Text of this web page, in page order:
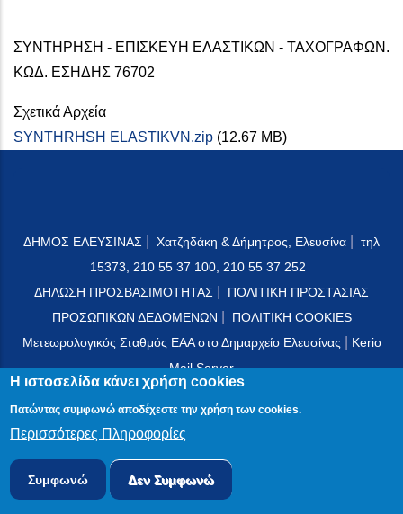
ΣΥΝΤΗΡΗΣΗ - ΕΠΙΣΚΕΥΗ ΕΛΑΣΤΙΚΩΝ - ΤΑΧΟΓΡΑΦΩΝ.
ΚΩΔ. ΕΣΗΔΗΣ 76702
Σχετικά Αρχεία
SYNTHRHSH ELASTIKVN.zip (12.67 MB)
ΔΗΜΟΣ ΕΛΕΥΣΙΝΑΣ Χατζηδάκη & Δήμητρος, Ελευσίνα
τηλ
15373, 210 55 37 100, 210 55 37 252
ΔΗΛΩΣΗ ΠΡΟΣΒΑΣΙΜΟΤΗΤΑΣ
ΠΟΛΙΤΙΚΗ ΠΡΟΣΤΑΣΙΑΣ
ΠΡΟΣΩΠΙΚΩΝ ΔΕΔΟΜΕΝΩΝ
ΠΟΛΙΤΙΚΗ COOKIES
Μετεωρολογικός Σταθμός ΕΑΑ στο Δημαρχείο Ελευσίνας
Kerio
Mail Server
© 2024 PublicOTA
Η ιστοσελίδα κάνει χρήση cookies
Πατώντας συμφωνώ αποδέχεστε την χρήση των cookies.
Περισσότερες Πληροφορίες
Συμφωνώ Δεν Συμφωνώ